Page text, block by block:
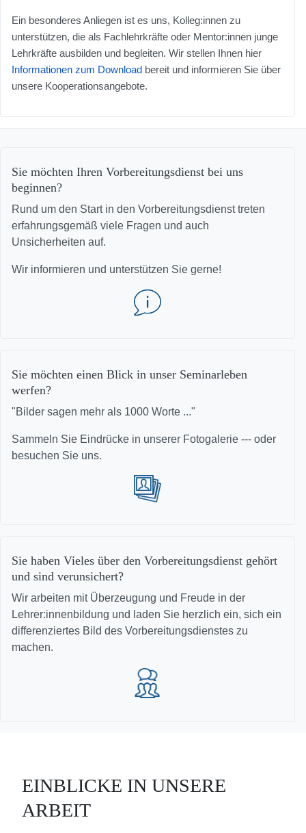
Ein besonderes Anliegen ist es uns, Kolleg:innen zu
unterstützen, die als Fachlehrkräfte oder Mentor:innen junge
Lehrkräfte ausbilden und begleiten. Wir stellen Ihnen hier
Informationen zum Download bereit und informieren Sie über
unsere Kooperationsangebote.
Sie möchten Ihren Vorbereitungsdienst bei uns
beginnen?
Rund um den Start in den Vorbereitungsdienst treten
erfahrungsgemäß viele Fragen und auch
Unsicherheiten auf.
Wir informieren und unterstützen Sie gerne!
Sie möchten einen Blick in unser Seminarleben
werfen?
"Bilder sagen mehr als 1000 Worte ..."
Sammeln Sie Eindrücke in unserer Fotogalerie --- oder
besuchen Sie uns.
Sie haben Vieles über den Vorbereitungsdienst gehört
und sind verunsichert?
Wir arbeiten mit Überzeugung und Freude in der
Lehrer:innenbildung und laden Sie herzlich ein, sich ein
differenziertes Bild des Vorbereitungsdienstes zu
machen.
EINBLICKE IN UNSERE
ARBEIT